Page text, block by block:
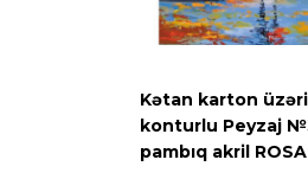
Kətan karton
konturlu Peyzaj
pambıq akril